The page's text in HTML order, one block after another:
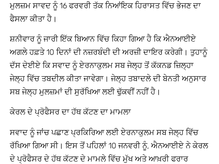
ਮੁਲਜ਼ਮ ਸਾਵਦ ਨੂੰ 16 ਫਰਵਰੀ ਤੱਕ ਨਿਆਂਇਕ ਹਿਰਾਸਤ ਵਿੱਚ ਭੇਜਣ ਦਾ
ਫੈਸਲਾ ਕੀਤਾ ਹੈ।
ਸ਼ਨੀਵਾਰ ਨੂੰ ਜਾਰੀ ਇੱਕ ਬਿਆਨ ਵਿੱਚ ਕਿਹਾ ਗਿਆ ਹੈ ਕਿ ਐਨਆਈਏ
ਅਗਲੇ ਹਫ਼ਤੇ 10 ਦਿਨਾਂ ਦੀ ਨਜ਼ਰਬੰਦੀ ਦੀ ਅਰਜ਼ੀ ਦਾਇਰ ਕਰੇਗੀ। ਤੁਹਾਨੂੰ
ਦੱਸ ਦੇਈਏ ਕਿ ਸਵਾਦ ਨੂੰ ਏਰਨਾਕੁਲਮ ਸਬ ਜੇਲ੍ਹ ਤੋਂ ਕੱਕਨਡ ਜ਼ਿਲ੍ਹਾ
ਜੇਲ੍ਹ ਵਿੱਚ ਤਬਦੀਲ ਕੀਤਾ ਜਾਵੇਗਾ। ਜੇਲ੍ਹ ਤਬਾਦਲੇ ਦੀ ਬੇਨਤੀ ਅਨੁਸਾਰ
ਸਬ ਜੇਲ੍ਹ ਮੁਲਜ਼ਮਾਂ ਦੀ ਸੁਰੱਖਿਆ ਲਈ ਢੁੱਕਵੀਂ ਨਹੀਂ ਹੈ।
ਕੇਰਲ ਦੇ ਪ੍ਰੋਫੈਸਰ ਦਾ ਹੱਥ ਕੱਟਣ ਦਾ ਮਾਮਲਾ
ਸਵਾਦ ਨੂੰ ਜਾਂਚ ਪਛਾਣ ਪ੍ਰਕਿਰਿਆ ਲਈ ਏਰਨਾਕੁਲਮ ਸਬ ਜੇਲ੍ਹ ਵਿੱਚ
ਰੱਖਿਆ ਗਿਆ ਸੀ। ਇਸ ਤੋਂ ਪਹਿਲਾਂ 10 ਜਨਵਰੀ ਨੂੰ, ਐਨਆਈਏ ਨੇ ਕੇਰਲ
ਦੇ ਪ੍ਰੋਫੈਸਰ ਦੇ ਹੱਥ ਕੱਟਣ ਦੇ ਮਾਮਲੇ ਵਿੱਚ ਮੁੱਖ ਅਤੇ ਆਖ਼ਰੀ ਫਰਾਰ